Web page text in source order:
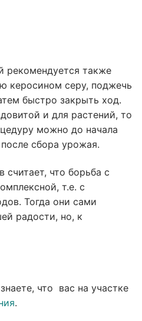
рекомендуется также
керосином серу, поджечь
быстро закрыть ход.
и для растений, то
можно до начала
сбора урожая.
что борьба с
т.е. с
Тогда они сами
радости, но, к
что вас на участке
.